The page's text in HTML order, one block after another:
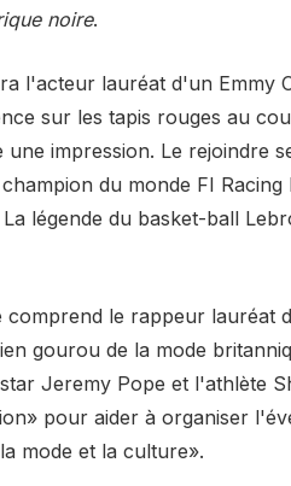
noire.
l'acteur lauréat d'un Emmy
sur les tapis rouges au
impression. Le rejoindre
du monde FI
légende du basket-ball
comprend le rappeur lauréat
gourou de la mode
Jeremy Pope et l'athlète
pour aider à organiser
mode et la culture».